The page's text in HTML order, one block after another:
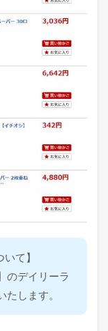
て】
のデイリーラ
します。